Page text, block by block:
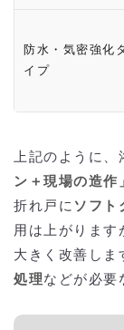
防水・気密強化
イプ
上記のように、
ン＋現場の造作
折れ戸に ソフト
用は上がります
大きく改善しま
処理 などが必要